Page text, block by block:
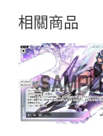
身
ほ
ま
ほ
（真
帆）
相關商品